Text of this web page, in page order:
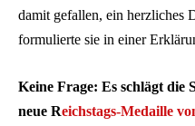
damit gefallen, ein herzliches
formulierte sie in einer
Keine Frage: Es schlägt die
neue Reichstags-Medaille